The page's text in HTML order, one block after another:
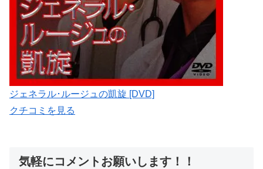
ジェネラル･ルージュの凱旋 [DVD]
クチコミを見る
気軽にコメントお願いします！！